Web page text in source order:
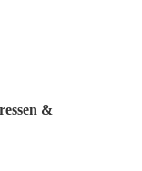
&